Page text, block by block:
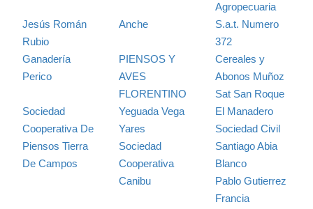
Agropecuaria
Jesús Román
Rubio
Anche
S.a.t. Numero
372
Ganadería
Perico
PIENSOS Y
AVES
FLORENTINO
Cereales y
Abonos Muñoz
Sat San Roque
Sociedad
Cooperativa De
Piensos Tierra
De Campos
Yeguada Vega
Yares
El Manadero
Sociedad Civil
Sociedad
Cooperativa
Canibu
Santiago Abia
Blanco
Pablo Gutierrez
Francia